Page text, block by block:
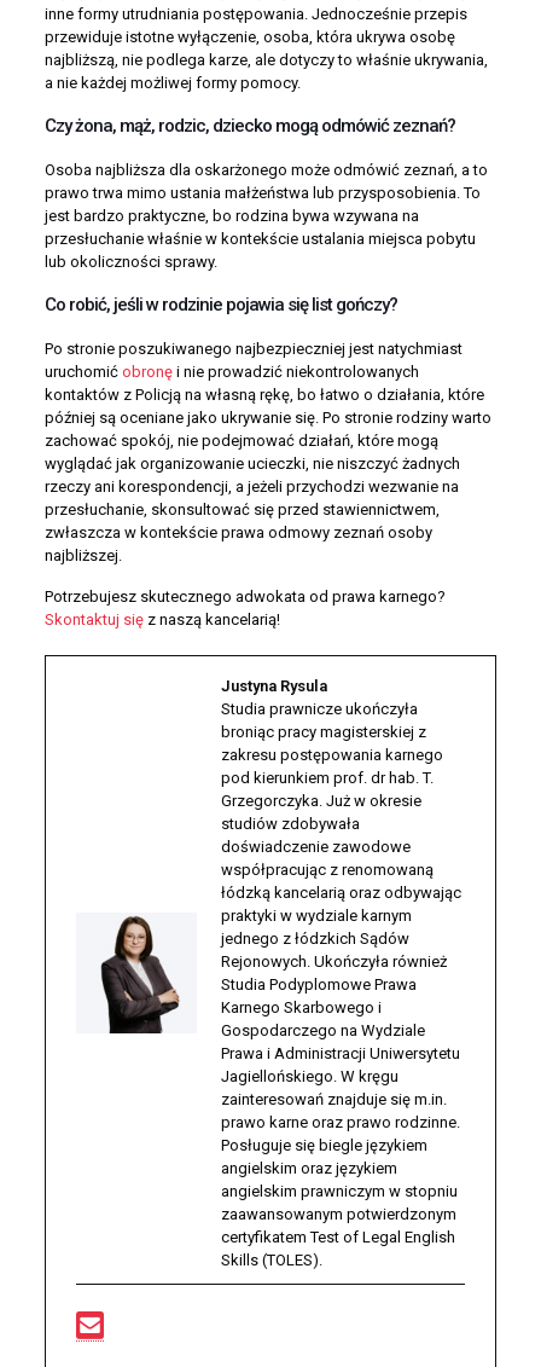
inne formy utrudniania postępowania. Jednocześnie przepis
przewiduje istotne wyłączenie, osoba, która ukrywa osobę
najbliższą, nie podlega karze, ale dotyczy to właśnie ukrywania,
a nie każdej możliwej formy pomocy.
Czy żona, mąż, rodzic, dziecko mogą odmówić zeznań?
Osoba najbliższa dla oskarżonego może odmówić zeznań, a to
prawo trwa mimo ustania małżeństwa lub przysposobienia. To
jest bardzo praktyczne, bo rodzina bywa wzywana na
przesłuchanie właśnie w kontekście ustalania miejsca pobytu
lub okoliczności sprawy.
Co robić, jeśli w rodzinie pojawia się list gończy?
Po stronie poszukiwanego najbezpieczniej jest natychmiast
uruchomić obronęi nie prowadzić niekontrolowanych
kontaktów z Policją na własną rękę, bo łatwo o działania, które
później są oceniane jako ukrywanie się. Po stronie rodziny warto
zachować spokój, nie podejmować działań, które mogą
wyglądać jak organizowanie ucieczki, nie niszczyć żadnych
rzeczy ani korespondencji, a jeżeli przychodzi wezwanie na
przesłuchanie, skonsultować się przed stawiennictwem,
zwłaszcza w kontekście prawa odmowy zeznań osoby
najbliższej.
Potrzebujesz skutecznego adwokata od prawa karnego?
Skontaktuj sięz naszą kancelarią!
Justyna Rysula
Studia prawnicze ukończyła
broniąc pracy magisterskiej z
zakresu postępowania karnego
pod kierunkiem prof. dr hab. T.
Grzegorczyka. Już w okresie
studiów zdobywała
doświadczenie zawodowe
współpracując z renomowaną
łódzką kancelarią oraz odbywając
praktyki w wydziale karnym
jednego z łódzkich Sądów
Rejonowych. Ukończyła również
Studia Podyplomowe Prawa
Karnego Skarbowego i
Gospodarczego na Wydziale
Prawa i Administracji Uniwersytetu
Jagiellońskiego. W kręgu
zainteresowań znajduje się m.in.
prawo karne oraz prawo rodzinne.
Posługuje się biegle językiem
angielskim oraz językiem
angielskim prawniczym w stopniu
zaawansowanym potwierdzonym
certyfikatem Test of Legal English
Skills (TOLES).